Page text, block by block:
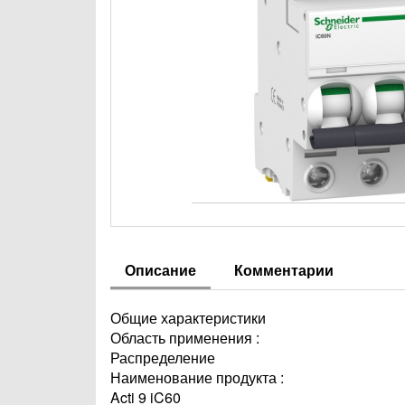
Описание Комментарии
Общие характеристики
Область применения :
Распределение
Наименование продукта :
Acti 9 iC60